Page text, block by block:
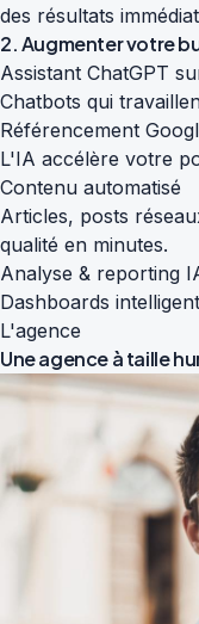
des résultats
2. Augmenter votre
Assistant ChatGPT
Chatbots qui
Référencement
L'IA accélère votre
Contenu automatisé
Articles, posts
qualité en minutes.
Analyse & reporting
Dashboards
L'agence
Une agence à taille